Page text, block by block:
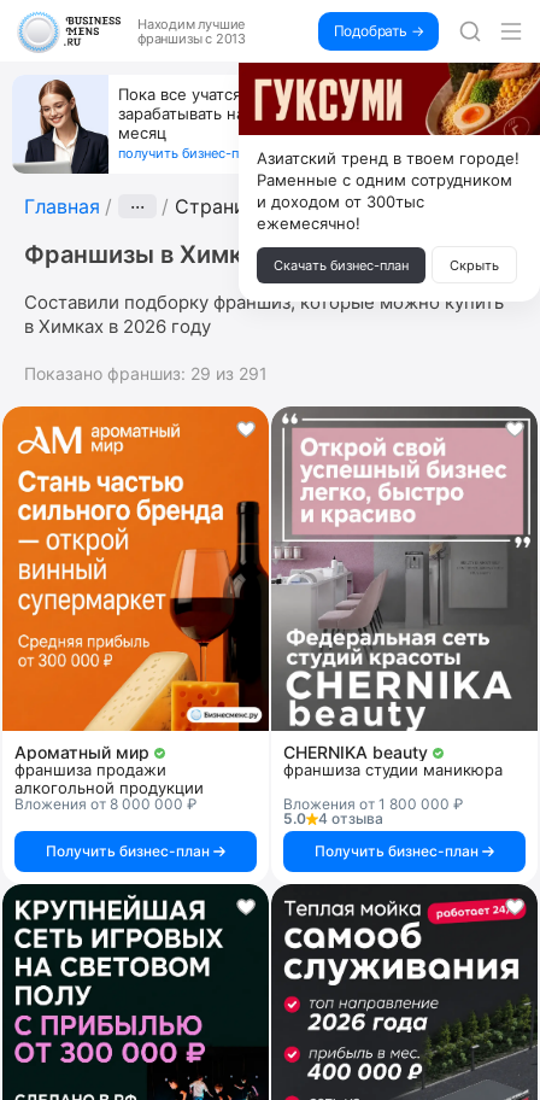
Находим лучшие
франшизы с 2013
Подобрать →
Пока все учатся пользоваться ИИ, вы можете
зарабатывать на их обучении по 500 тыс. каждый
месяц
получить бизнес-план ↓
Главная ··· Страница 3
Франшизы в Химках
Составили подборку франшиз, которые можно купить
в Химках в 2026 году
Показано франшиз: 29 из 291
Ароматный мир
франшиза продажи
алкогольной продукции
Вложения от 8 000 000 ₽
Получить бизнес-план
CHERNIKA beauty
франшиза студии маникюра
Вложения от 1 800 000 ₽
5.0
4 отзыва
Получить бизнес-план
Азиатский тренд в твоем городе!
Раменные с одним сотрудником
и доходом от 300тыс
ежемесячно!
Скачать бизнес-план Скрыть